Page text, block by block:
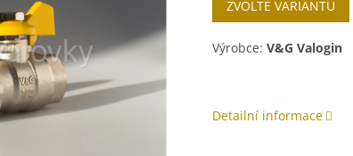
cena:
ZVOLTE VARIANTU
Výrobce: V&G Valogin
Detailní informace